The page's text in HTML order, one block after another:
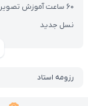
60 ساعت آموزش تصویری
نسل جدید
رزومه استاد